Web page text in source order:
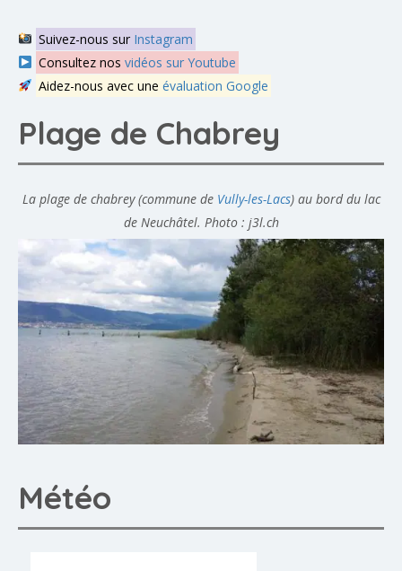
Suivez-nous sur Instagram
Consultez nos vidéos sur Youtube
Aidez-nous avec une évaluation Google
Plage de Chabrey
La plage de chabrey (commune de Vully-les-Lacs) au bord du lac
de Neuchâtel. Photo : j3l.ch
Météo